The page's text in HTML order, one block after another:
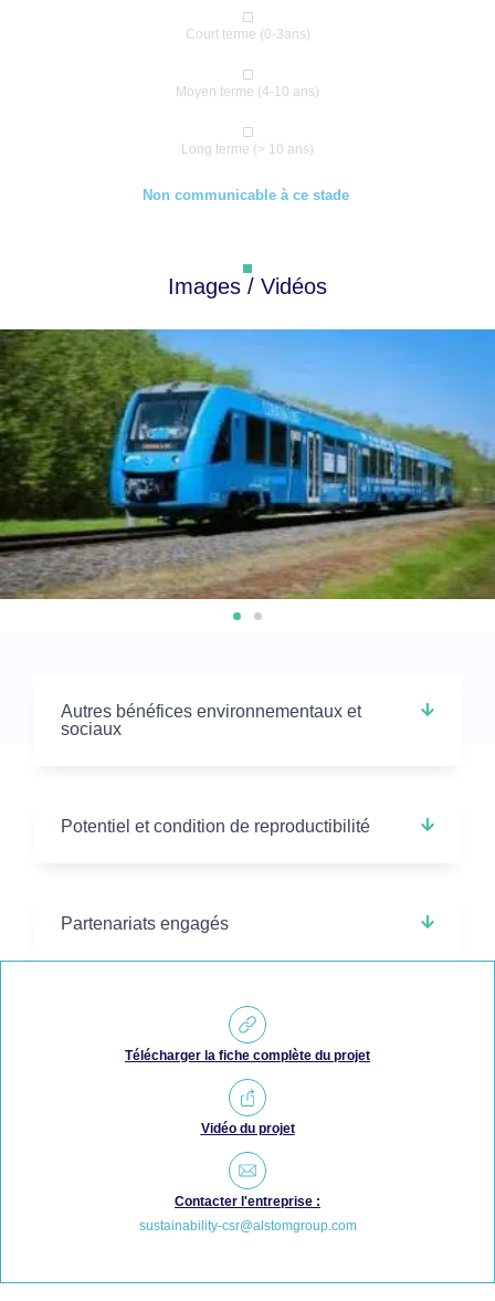
Court terme (0-3ans)
Moyen terme (4-10 ans)
Long terme (> 10 ans)
Non communicable à ce stade
Images / Vidéos
Autres bénéfices environnementaux et
sociaux
Potentiel et condition de reproductibilité
Partenariats engagés
Télécharger la fiche complète du projet
Vidéo du projet
Contacter l'entreprise :
sustainability-csr@alstomgroup.com